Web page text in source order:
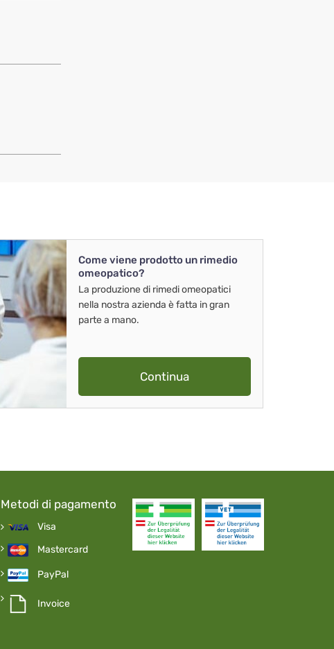
Come viene prodotto un rimedio
omeopatico?
La produzione di rimedi omeopatici
nella nostra azienda è fatta in gran
parte a mano.
Continua
Metodi di pagamento
Visa
Mastercard
PayPal
Invoice